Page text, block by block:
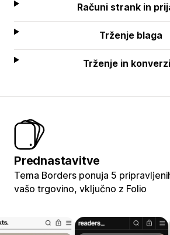
Računi strank in
Trženje blaga
Trženje in
Prednastavitve
Tema Borders ponuja 5
vašo trgovino, vključno z Folio